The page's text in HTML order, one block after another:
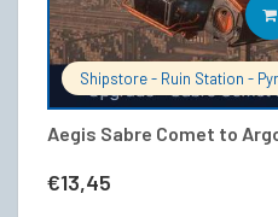
Shipstore - Ruin Station -
Aegis Sabre Comet to
€13,45